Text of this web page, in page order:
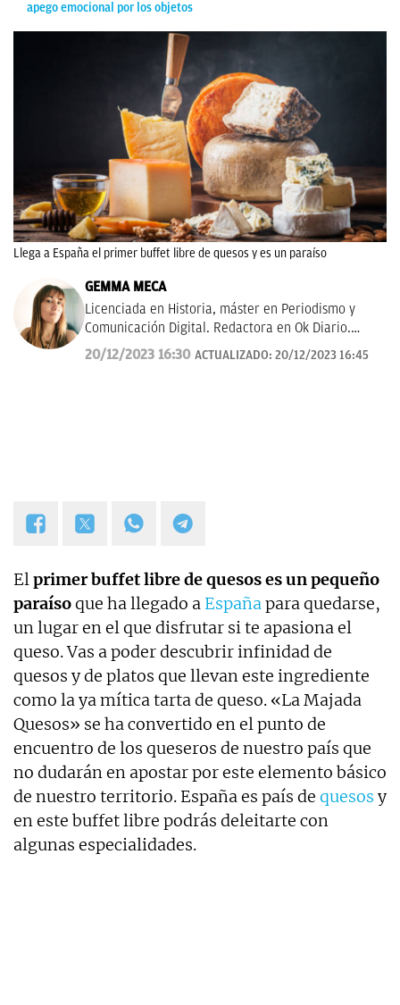
apego emocional por los objetos
Llega a España el primer buffet libre de quesos y es un paraíso
GEMMA MECA
Licenciada en Historia, máster en Periodismo y
Comunicación Digital. Redactora en Ok Diario.
Cuento historias, soy amante de los astros, sigo a la
luna, los TT de Twitter y las tendencias en moda.
20/12/2023 16:30 ACTUALIZADO: 20/12/2023 16:45
Elprimer buffet libre de quesos es un pequeño
paraísoque ha llegado a Españapara quedarse,
un lugar en el que disfrutar si te apasiona el
queso. Vas a poder descubrir infinidad de
quesos y de platos que llevan este ingrediente
como la ya mítica tarta de queso. «La Majada
Quesos» se ha convertido en el punto de
encuentro de los queseros de nuestro país que
no dudarán en apostar por este elemento básico
de nuestro territorio. España es país de quesos y
en este buffet libre podrás deleitarte con
algunas especialidades.